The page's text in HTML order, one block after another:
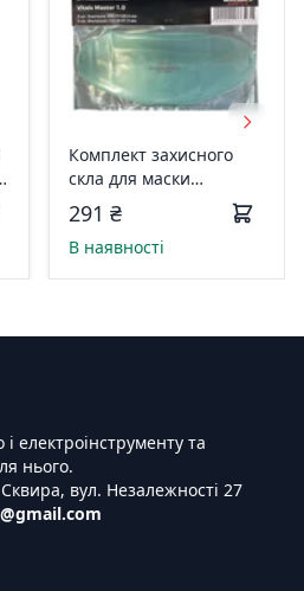
Комплект захисного
скла для маски
зварювальника " Vitals
Master 1.0" 177323
291 ₴
В наявності
електроінструменту та
нього.
вул. Незалежності 27